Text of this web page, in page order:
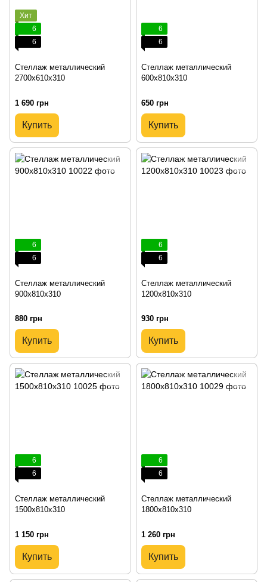
Хит
6
6
Стеллаж металлический
2700х610х310
1 690 грн
Купить
6
6
Стеллаж металлический
600х810х310
650 грн
Купить
6
6
Стеллаж металлический
900х810х310
880 грн
Купить
6
6
Стеллаж металлический
1200х810х310
930 грн
Купить
6
6
Стеллаж металлический
1500х810х310
1 150 грн
Купить
6
6
Стеллаж металлический
1800х810х310
1 260 грн
Купить